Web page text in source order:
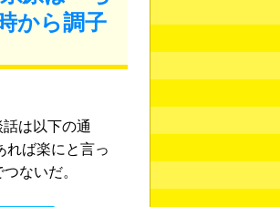
から調子
話は以下の通
ば楽にと言っ
つないだ。